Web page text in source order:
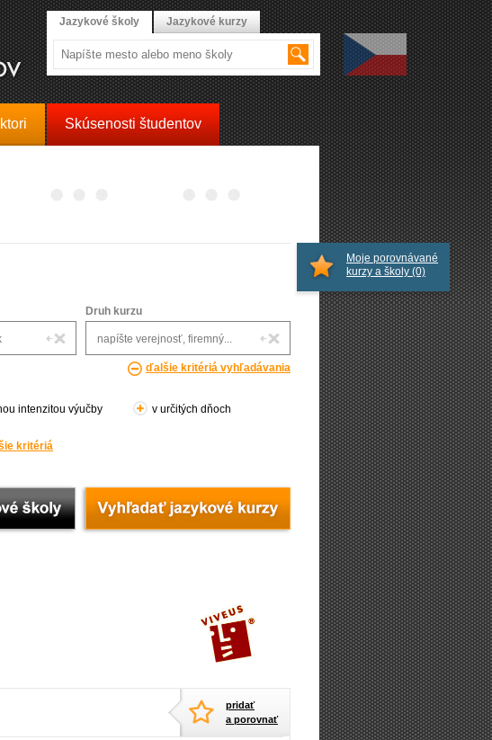
Skúsenosti študentov
Druh kurzu
ďalšie kritériá vyhľadávania
intenzitou výučby v určitých dňoch
kritériá
pridať
a porovnať
Moje porovnávané
kurzy a školy (0)
Jazykové školy Jazykové kurzy